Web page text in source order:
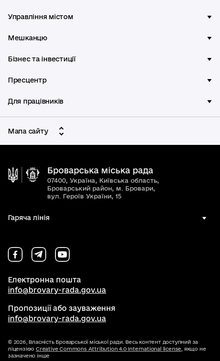
Управління містом
Мешканцю
Бізнес та інвестиції
Пресцентр
Для працівників
Мапа сайту
Броварська міська рада
07400, Україна, Київська область,
Броварський район, м. Бровари,
вул. Героїв України, 15
Гаряча лінія
Електронна пошта
info@brovary-rada.gov.ua
Пропозиції або зауваження
info@brovary-rada.gov.ua
© 2026, Власність Броварської міської ради. Весь контент доступний за
ліцензією Creative Commons Attribution 4.0 International license , якщо не
зазначено інше